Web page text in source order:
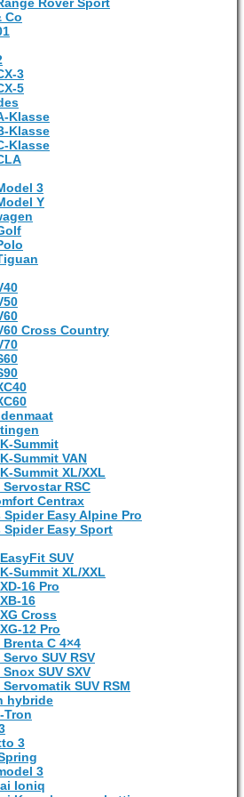
Co
3
5
Klasse
Klasse
Klasse
3
Y
Cross Country
Summit
Summit VAN
Summit XL/XXL
Servostar RSC
Centrax
Spider Easy Alpine Pro
Spider Easy Sport
SUV
Summit XL/XXL
16 Pro
16
Cross
12 Pro
Brenta C 4×4
Servo SUV RSV
Snox SUV SXV
Servomatik SUV RSM
hybride
Tron
3
3
Ioniq